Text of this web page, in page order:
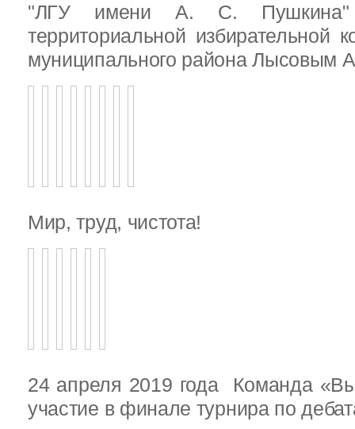
"ЛГУ имени А. С. Пушкина"
территориальной избирательной
муниципального района Лысовым
Мир, труд, чистота!
24 апреля 2019 года Команда
участие в финале турнира по